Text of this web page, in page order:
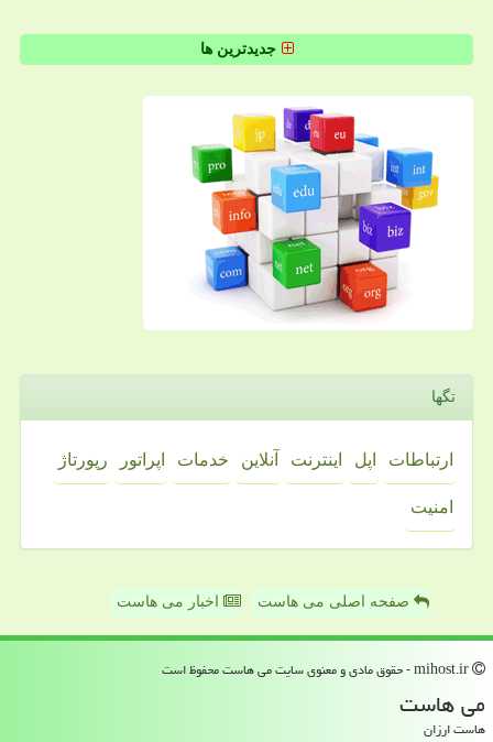
جدیدترین ها
تگها
ارتباطات اپل اینترنت آنلاین خدمات اپراتور رپورتاژ
امنیت
صفحه اصلی می هاست اخبار می هاست
می هاست
هاست ارزان